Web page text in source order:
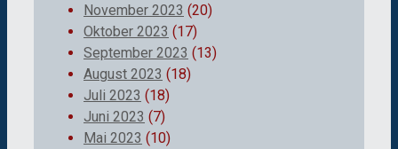
November 2023 (20)
Oktober 2023 (17)
September 2023 (13)
August 2023 (18)
Juli 2023 (18)
Juni 2023 (7)
Mai 2023 (10)